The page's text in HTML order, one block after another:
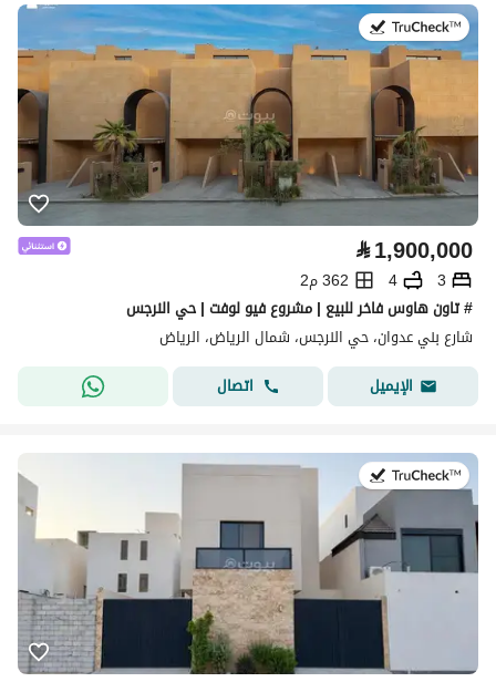
⃁1,900,000
3
4
362 م2
# تاون هاوس فاخر للبيع | مشروع فيو لوفت | حي النرجس
شارع بني عدوان، حي النرجس، شمال الرياض، الرياض
الإيميل
اتصال